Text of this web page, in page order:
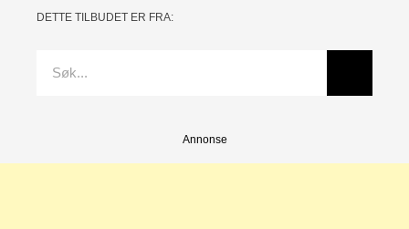
DETTE TILBUDET ER FRA:
Annonse